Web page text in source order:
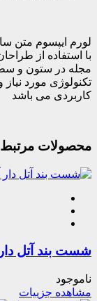
لورم ایپسوم متن
با استفاده از
مجله در ستون و
تکنولوژی مورد نیاز
کاربردی می باشد
محصولات مرتبط
شست بند آتل دار
ناموجود
مشاهده جزییات